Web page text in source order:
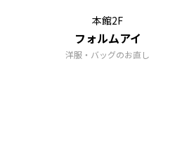
本館2F
フォルムアイ
洋服・バッグのお直し